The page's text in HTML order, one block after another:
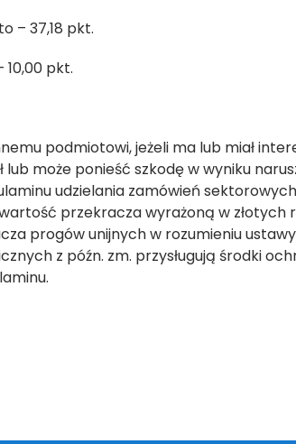
– 37,18 pkt.
pkt.
podmiotowi, jeżeli ma lub miał
może ponieść szkodę w wyniku
udzielania zamówień
wartość przekracza wyrażoną w
progów unijnych w rozumieniu ustawy
z późn. zm. przysługują środki